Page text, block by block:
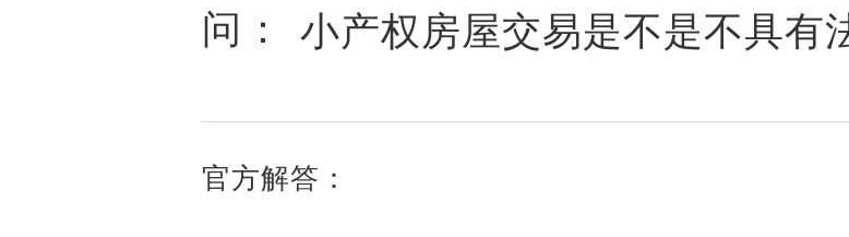
问： 小产权房屋交易是不是不具有
官方解答：